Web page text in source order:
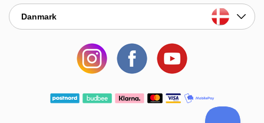
Danmark